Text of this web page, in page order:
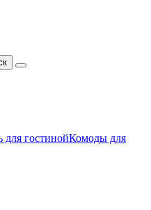
для гостинойКомоды для